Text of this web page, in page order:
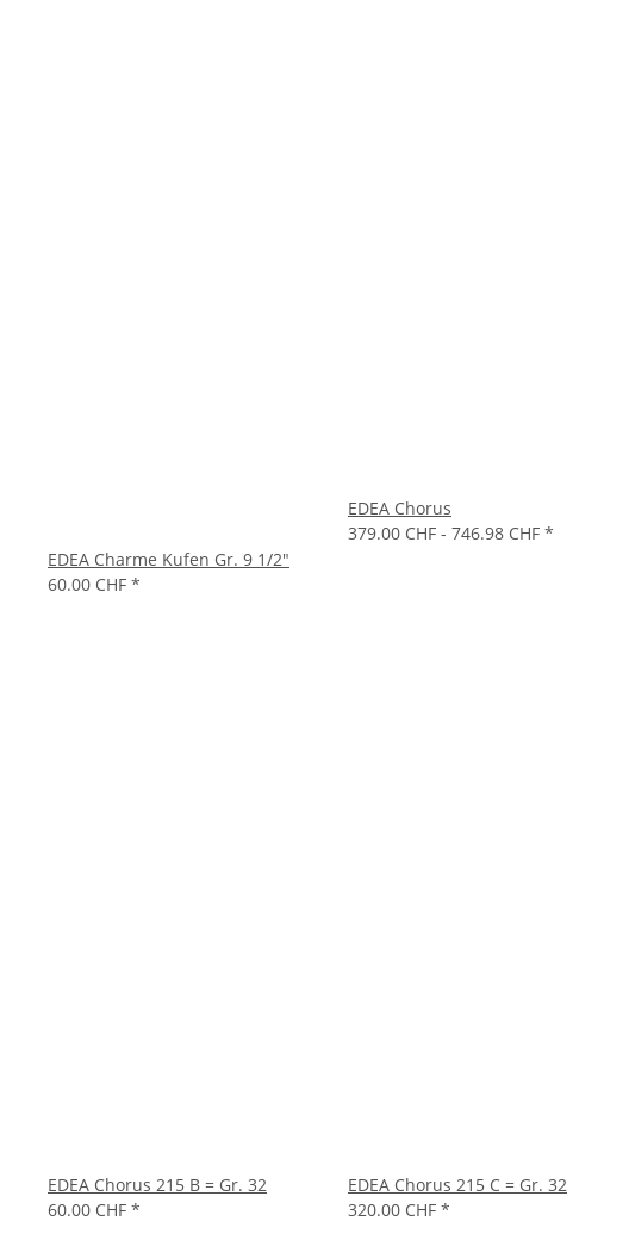
EDEA Charme Kufen Gr. 9 1/2"
60.00 CHF *
EDEA Chorus
379.00 CHF - 746.98 CHF *
EDEA Chorus 215 B = Gr. 32
60.00 CHF *
EDEA Chorus 215 C = Gr. 32
320.00 CHF *